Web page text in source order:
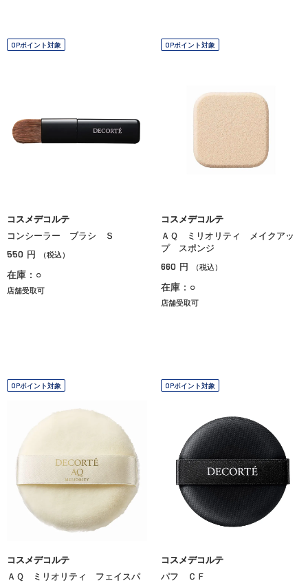
OPポイント対象
コスメデコルテ
コンシーラー ブラシ Ｓ
550 円 （税込）
在庫：○
店舗受取可
OPポイント対象
コスメデコルテ
ＡＱ ミリオリティ メイクアッ
プ スポンジ
660 円 （税込）
在庫：○
店舗受取可
OPポイント対象
コスメデコルテ
ＡＱ ミリオリティ フェイスパ
OPポイント対象
コスメデコルテ
パフ ＣＦ